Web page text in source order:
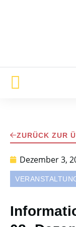
ZURÜCK ZUR
Dezember 3,